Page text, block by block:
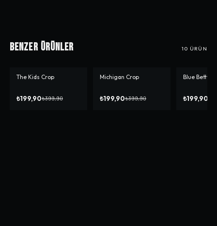
Benzer Ürünler 10 ÜRÜN
-%50
The Kids Crop
₺199,90₺399,90
-%50
Michigan Crop
₺199,90₺399,90
-%50
Blue Betty
₺199,90